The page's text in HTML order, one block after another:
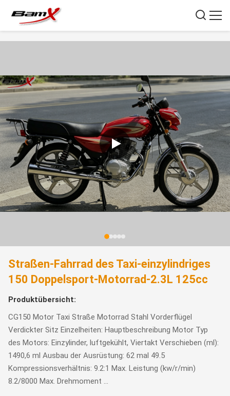
Straßen-Fahrrad des Taxi-einzylindriges
150 Doppelsport-Motorrad-2.3L 125cc
Produktübersicht:
CG150 Motor Taxi Straße Motorrad Stahl Vorderflügel
Verdickter Sitz Einzelheiten: Hauptbeschreibung Motor Typ
des Motors: Einzylinder, luftgekühlt, Viertakt Verschieben (ml):
1490,6 ml Ausbau der Ausrüstung: 62 mal 49.5
Kompressionsverhältnis: 9.2:1 Max. Leistung (kw/r/min)
8.2/8000 Max. Drehmoment ...